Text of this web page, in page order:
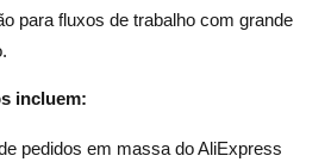
para fluxos de trabalho com grande
incluem:
pedidos em massa do AliExpress